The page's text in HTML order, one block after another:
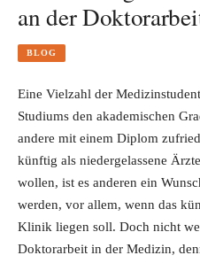
an der
BLOG
Eine Vielzahl der
Studiums den akademischen
andere mit einem Diplom
künftig als niedergelassene
wollen, ist es anderen ein
werden, vor allem, wenn das
Klinik liegen soll. Doch nicht
Doktorarbeit in der Medizin,